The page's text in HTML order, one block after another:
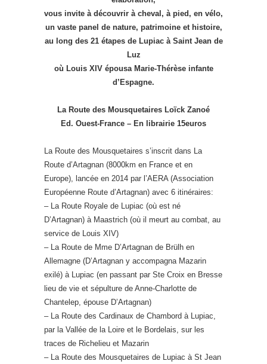
vous invite à découvrir à cheval, à pied, en vélo,
un vaste panel de nature, patrimoine et histoire,
au long des 21 étapes de Lupiac à Saint Jean de
Luz
où Louis XIV épousa Marie-Thérèse infante
d’Espagne.
La Route des Mousquetaires Loïck Zanoé
Ed. Ouest-France – En librairie 15euros
La Route des Mousquetaires s’inscrit dans La
Route d’Artagnan (8000km en France et en
Europe), lancée en 2014 par l’AERA (Association
Européenne Route d’Artagnan) avec 6 itinéraires:
– La Route Royale de Lupiac (où est né
D’Artagnan) à Maastrich (où il meurt au combat, au
service de Louis XIV)
– La Route de Mme D’Artagnan de Brülh en
Allemagne (D’Artagnan y accompagna Mazarin
exilé) à Lupiac (en passant par Ste Croix en Bresse
lieu de vie et sépulture de Anne-Charlotte de
Chantelep, épouse D’Artagnan)
– La Route des Cardinaux de Chambord à Lupiac,
par la Vallée de la Loire et le Bordelais, sur les
traces de Richelieu et Mazarin
– La Route des Mousquetaires de Lupiac à St Jean